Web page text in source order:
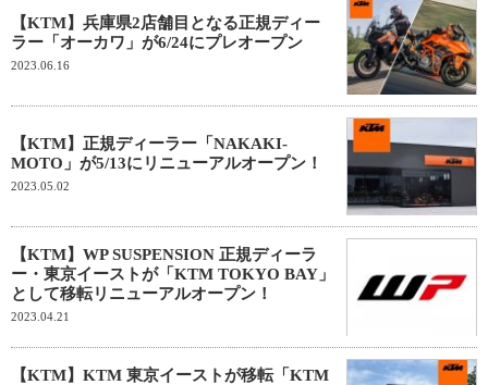
【KTM】兵庫県2店舗目となる正規ディー
ラー「オーカワ」が6/24にプレオープン
2023.06.16
【KTM】正規ディーラー「NAKAKI-
MOTO」が5/13にリニューアルオープン！
2023.05.02
【KTM】WP SUSPENSION 正規ディーラ
ー・東京イーストが「KTM TOKYO BAY」
として移転リニューアルオープン！
2023.04.21
【KTM】KTM 東京イーストが移転「KTM